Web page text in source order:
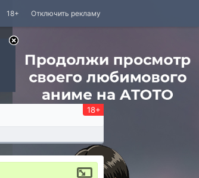
Отключить рекламу
18+
18+